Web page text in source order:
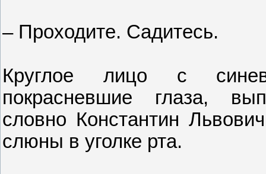
– Проходите. Садитесь.
Круглое лицо с
покрасневшие глаза,
словно Константин
слюны в уголке рта.